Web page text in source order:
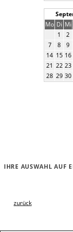
Mo Di Mi
1
2
7
8 9
14 15 16
21 22 23
28 29 30
IHRE AUSWAHL AUF
zurück